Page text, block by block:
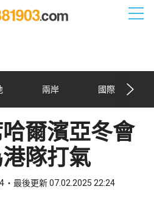
兩岸 國際
爾濱亞冬會
隊打氣
最後更新 07.02.2025 22:24